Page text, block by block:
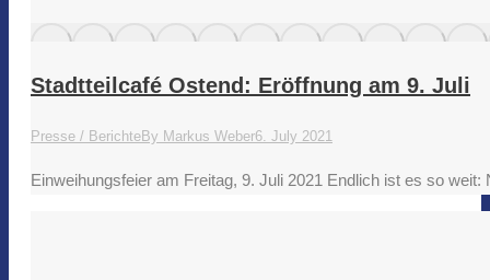
Stadtteilcafé Ostend: Eröffnung am 9. Juli
Presse / BerichteBy Markus Weber6. July 2021
Einweihungsfeier am Freitag, 9. Juli 2021 Endlich ist es so